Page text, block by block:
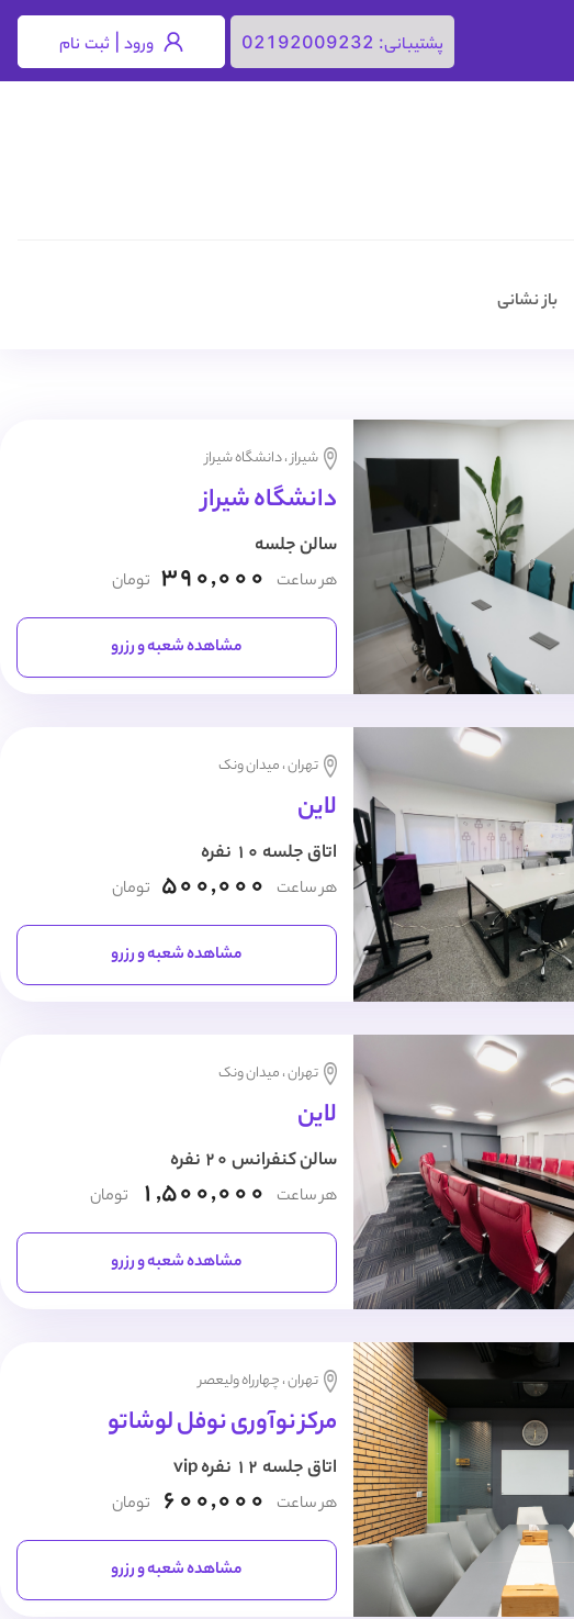
پشتیبانی: 02192009232 ورود | ثبت نام
باز نشانی
شیراز ، دانشگاه شیراز
دانشگاه شیراز
سالن جلسه
هر ساعت 390,000 تومان
مشاهده شعبه و رزرو
تهران ، میدان ونک
لاین
اتاق جلسه 10 نفره
هر ساعت 500,000 تومان
مشاهده شعبه و رزرو
تهران ، میدان ونک
لاین
سالن کنفرانس 20 نفره
هر ساعت 1,500,000 تومان
مشاهده شعبه و رزرو
تهران ، چهارراه ولیعصر
مرکز نوآوری نوفل لوشاتو
اتاق جلسه 12 نفره vip
هر ساعت 600,000 تومان
مشاهده شعبه و رزرو